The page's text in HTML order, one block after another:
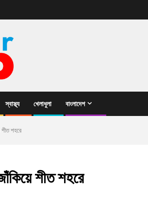
স্বাস্থ্য খেলাধুলা বাংলাদেশ
শহরে
শীত শহরে